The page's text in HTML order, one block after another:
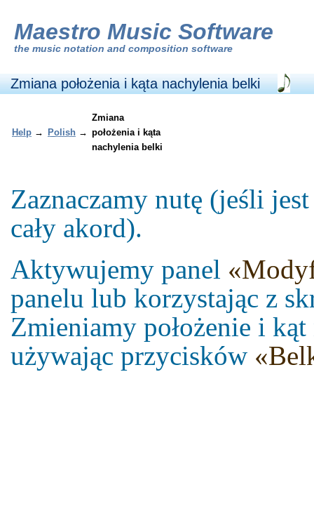
Maestro Music Software
the music notation and composition software
Zmiana położenia i kąta nachylenia belki
Help → Polish →
Zmiana
położenia i kąta
nachylenia belki
Zaznaczamy nutę (jeśli
cały akord).
Aktywujemy panel
panelu lub korzystając z
Zmieniamy położenie i
używając przycisków